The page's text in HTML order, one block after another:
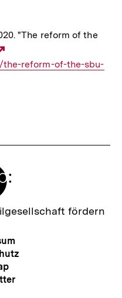
"The reform of the
Link:reform-of-the-sbu-
fördern